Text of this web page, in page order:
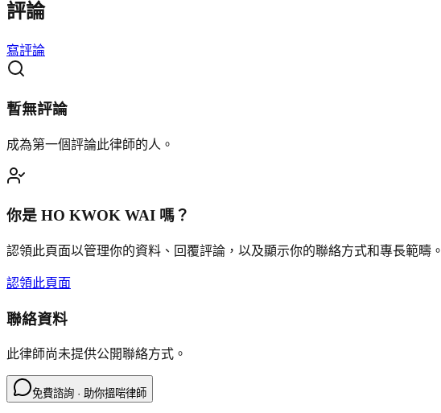
評論
寫評論
暫無評論
成為第一個評論此律師的人。
你是 HO KWOK WAI 嗎？
認領此頁面以管理你的資料、回覆評論，以及顯示你的聯絡方式和專長範疇。
認領此頁面
聯絡資料
此律師尚未提供公開聯絡方式。
免費諮詢 · 助你搵啱律師